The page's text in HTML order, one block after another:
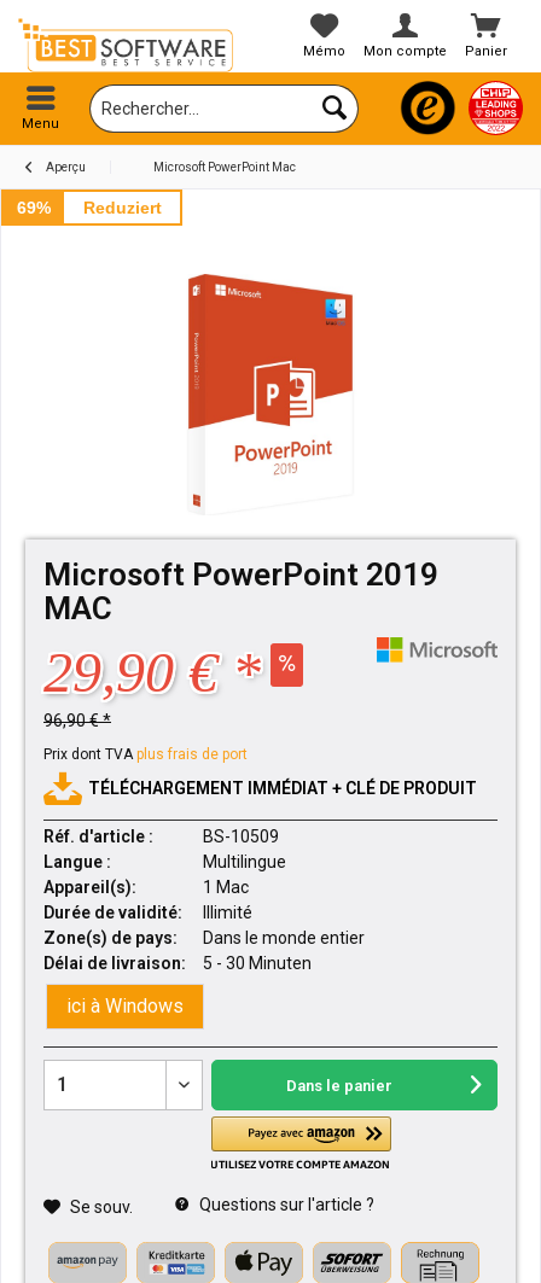
Panier
Mémo Mon compte
Menu
Aperçu Microsoft PowerPoint Mac
69% Reduziert
Microsoft PowerPoint 2019
MAC
29,90 € *
96,90 € *
Prix dont TVAplus frais de port
TÉLÉCHARGEMENT IMMÉDIAT + CLÉ DE PRODUIT
Réf. d'article :
BS-10509
Langue :
Multilingue
Appareil(s):
1 Mac
Durée de validité:
Illimité
Zone(s) de pays:
Dans le monde entier
Délai de livraison:
5 - 30 Minuten
ici à Windows
Dans le panier
Se souv. Questions sur l'article ?